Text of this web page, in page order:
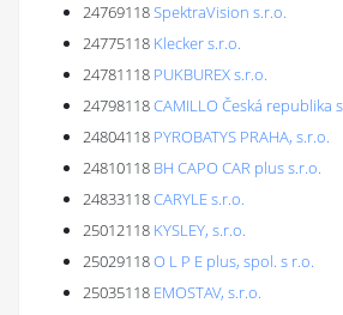
24769118SpektraVision s.r.o.
24775118 Klecker s.r.o.
24781118 PUKBUREX s.r.o.
24798118CAMILLO Česká republika
24804118 PYROBATYS PRAHA, s.r.o.
24810118 BH CAPO CAR plus s.r.o.
24833118CARYLE s.r.o.
25012118 KYSLEY, s.r.o.
25029118O L P E plus, spol. s r.o.
25035118 EMOSTAV, s.r.o.